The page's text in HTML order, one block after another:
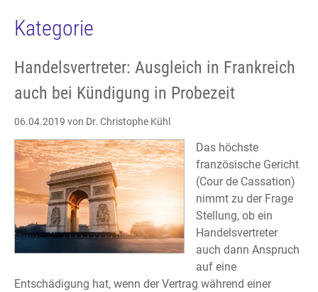
Kategorie
Handelsvertreter: Ausgleich in Frankreich
auch bei Kündigung in Probezeit
06.04.2019 von Dr. Christophe Kühl
Das höchste
französische Gericht
(Cour de Cassation)
nimmt zu der Frage
Stellung, ob ein
Handelsvertreter
auch dann Anspruch
auf eine
Entschädigung hat, wenn der Vertrag während einer